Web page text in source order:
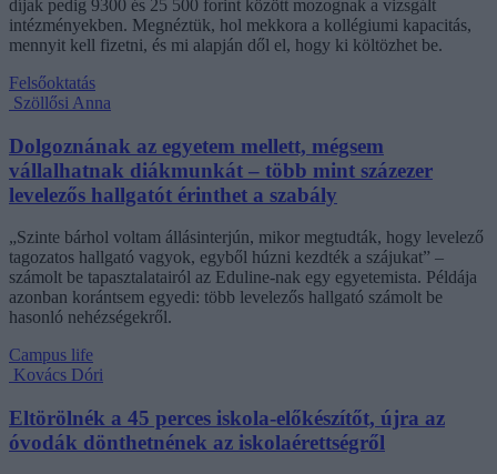
díjak pedig 9300 és 25 500 forint között mozognak a vizsgált
intézményekben. Megnéztük, hol mekkora a kollégiumi kapacitás,
mennyit kell fizetni, és mi alapján dől el, hogy ki költözhet be.
Felsőoktatás
Szöllősi Anna
Dolgoznának az egyetem mellett, mégsem
vállalhatnak diákmunkát – több mint százezer
levelezős hallgatót érinthet a szabály
„Szinte bárhol voltam állásinterjún, mikor megtudták, hogy levelező
tagozatos hallgató vagyok, egyből húzni kezdték a szájukat” –
számolt be tapasztalatairól az Eduline-nak egy egyetemista. Példája
azonban korántsem egyedi: több levelezős hallgató számolt be
hasonló nehézségekről.
Campus life
Kovács Dóri
Eltörölnék a 45 perces iskola-előkészítőt, újra az
óvodák dönthetnének az iskolaérettségről